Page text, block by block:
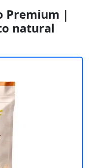
Premium |
natural